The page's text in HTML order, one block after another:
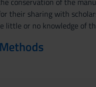
their sharing with
little or no knowledge of